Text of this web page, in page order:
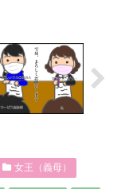
女王（義母）